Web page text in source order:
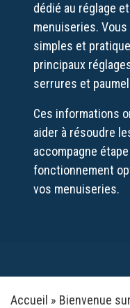
dédié au réglage
menuiseries.
simples et
principaux
serrures et
Ces informations
aider à résoudre
accompagne
fonctionnement
vos menuiseries.
Accueil » Bienvenue